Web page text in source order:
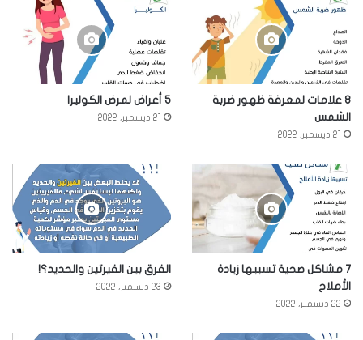
8 علامات لمعرفة ظهور ضربة
الشمس
21 ديسمبر، 2022
5 أعراض لمرض الكوليرا
21 ديسمبر، 2022
7 مشاكل صحية تسببها زيادة
الأملاح
22 ديسمبر، 2022
الفرق بين الفيرتين والحديد؟!
23 ديسمبر، 2022